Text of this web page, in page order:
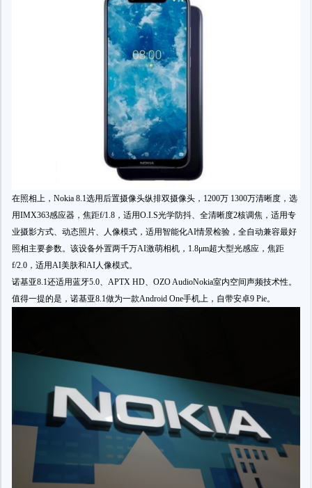
在照相上，Nokia 8.1选用后置摄像头纵排双摄像头，1200万 1300万清晰度，选
用IMX363感应器，焦距f/1.8，适用O.I.S光学防抖、全清晰度2核调焦，适用专
业摄影方式、动态照片、人像模式，适用智能化AI情景检验，全自动兼容最好
照相主要参数。该设备外置两千万AI激萌相机，1.8μm超大型光感应，焦距
f/2.0，适用AI美肤和AI人像模式。
诺基亚8.1还适用蓝牙5.0、APTX HD、OZO AudioNokia室内空间声频技术性。
值得一提的是，诺基亚8.1做为一款Android One手机上，自带安卓9 Pie。